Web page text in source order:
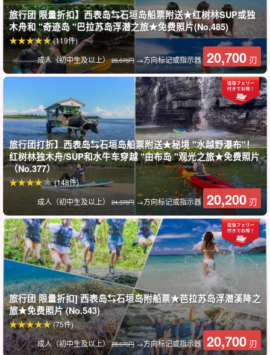
天或之后参加日落滑水之旅！
住在西表岛的客人可以轻松享受日落活动，因为我们会在游览结束
后接送您到酒店（仅限上原地区）。
免费照片数据礼物
在游览过程中，导游将免费为您拍照并提供数据。
旅行团 限量折扣】西表岛⇆石垣岛船票附送★红树林SUP或独
木舟和 "奇迹岛 "巴拉苏岛浮潜之旅★免费照片(No.485)
成人（初中生及以上）28,070円 →方向标记或指示器 20,700 刃
(119件)
旅行团打折】西表岛⇆石垣岛船票附送★秘境 "水越野瀑布"！
红树林独木舟/SUP和水牛车穿越 "由布岛 "观光之旅★免费照片
（No.377）
成人（初中生及以上） 24,370円 →方向标记或指示器 20,200 刃
(148件)
旅行团 限量折扣] 西表岛⇆石垣岛附船票★芭拉苏岛浮潜溪降之
旅★免费照片 (No.543)
成人（初中生及以上）28,070円→方向标记或指示器 20,700 刃
(75件)